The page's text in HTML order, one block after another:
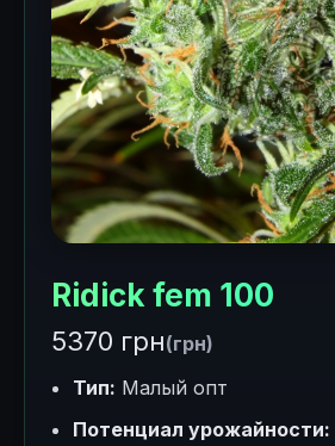
Ridick fem 100
5370 грн(грн)
Тип: Малый опт
Потенциал урожайности: